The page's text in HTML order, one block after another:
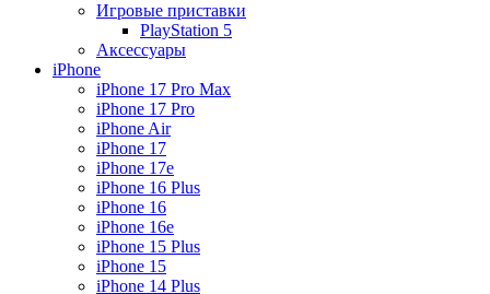
Игровые приставки
PlayStation 5
Аксессуары
iPhone
iPhone 17 Pro Max
iPhone 17 Pro
iPhone Air
iPhone 17
iPhone 17e
iPhone 16 Plus
iPhone 16
iPhone 16e
iPhone 15 Plus
iPhone 15
iPhone 14 Plus